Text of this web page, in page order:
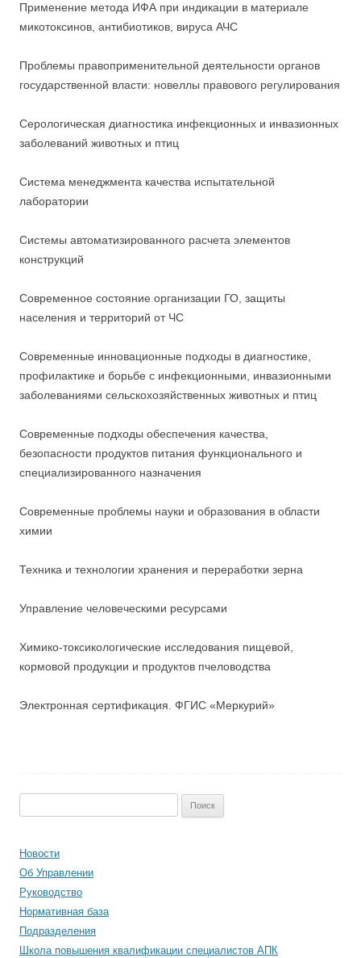
Применение метода ИФА при индикации в материале
микотоксинов, антибиотиков, вируса АЧС
Проблемы правоприменительной деятельности органов
государственной власти: новеллы правового регулирования
Серологическая диагностика инфекционных и инвазионных
заболеваний животных и птиц
Система менеджмента качества испытательной
лаборатории
Системы автоматизированного расчета элементов
конструкций
Современное состояние организации ГО, защиты
населения и территорий от ЧС
Современные инновационные подходы в диагностике,
профилактике и борьбе с инфекционными, инвазионными
заболеваниями сельскохозяйственных животных и птиц
Современные подходы обеспечения качества,
безопасности продуктов питания функционального и
специализированного назначения
Современные проблемы науки и образования в области
химии
Техника и технологии хранения и переработки зерна
Управление человеческими ресурсами
Химико-токсикологические исследования пищевой,
кормовой продукции и продуктов пчеловодства
Электронная сертификация. ФГИС «Меркурий»
Новости
Об Управлении
Руководство
Нормативная база
Подразделения
Школа повышения квалификации специалистов АПК